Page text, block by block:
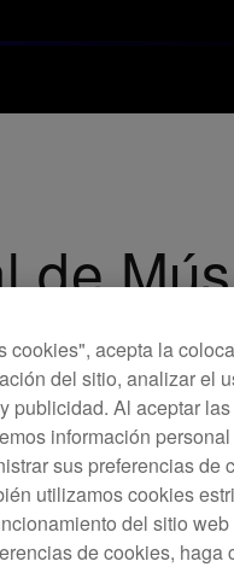
de
cookies", acepta la
del sitio, analizar el
publicidad. Al aceptar
información
sus preferencias de
utilizamos cookies
del sitio
de cookies,